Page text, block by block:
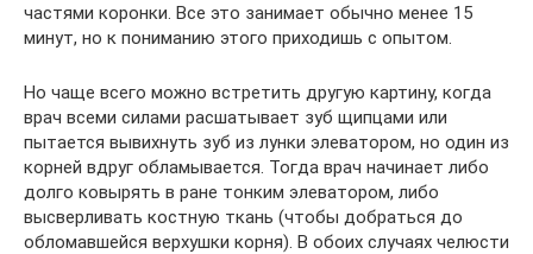
частями коронки. Все это занимает обычно менее 15
минут, но к пониманию этого приходишь с опытом.
Но чаще всего можно встретить другую картину, когда
врач всеми силами расшатывает зуб щипцами или
пытается вывихнуть зуб из лунки элеватором, но один из
корней вдруг обламывается. Тогда врач начинает либо
долго ковырять в ране тонким элеватором, либо
высверливать костную ткань (чтобы добраться до
обломавшейся верхушки корня). В обоих случаях челюсти